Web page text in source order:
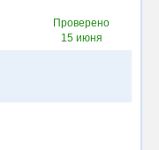
Проверено
15 июня